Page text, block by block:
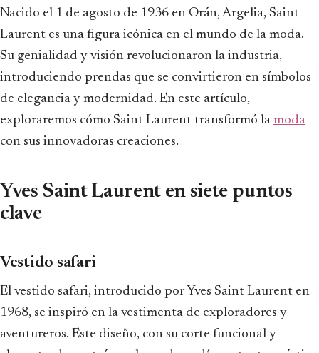
Nacido el 1 de agosto de 1936 en Orán, Argelia, Saint
Laurent es una figura icónica en el mundo de la moda.
Su genialidad y visión revolucionaron la industria,
introduciendo prendas que se convirtieron en símbolos
de elegancia y modernidad. En este artículo,
exploraremos cómo Saint Laurent transformó la moda
con sus innovadoras creaciones.
Yves Saint Laurent en siete puntos
clave
Vestido safari
El vestido safari, introducido por Yves Saint Laurent en
1968, se inspiró en la vestimenta de exploradores y
aventureros. Este diseño, con su corte funcional y